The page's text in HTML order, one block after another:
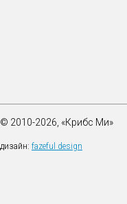
© 2010-2026, «Крибс Ми»
дизайн: fazeful design